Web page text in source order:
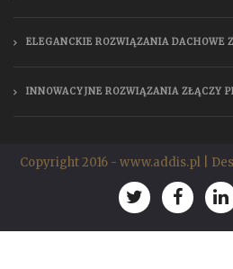
ELEGANCKIE ROZWIĄZANIA DACHOWE
INNOWACYJNE ROZWIĄZANIA ZŁĄCZY
Copyright 2016 - www.addis.pl |